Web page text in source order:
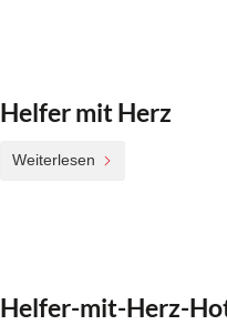
Helfer mit Herz
Weiterlesen
Helfer-mit-Herz-